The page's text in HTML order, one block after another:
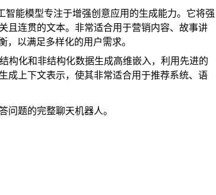
智能模型专注于增强创意应用的生成能力。它将强
且连贯的文本。非常适合用于营销内容、故事讲
以满足多样化的用户需求。
构化和非结构化数据生成高维嵌入，利用先进的
成上下文表示，使其非常适合用于推荐系统、语
题的完整聊天机器人。